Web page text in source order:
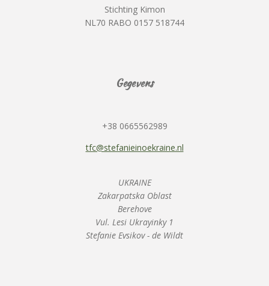
Stichting Kimon
NL70 RABO 0157 518744
Gegevens
+38 0665562989
tfc@stefanieinoekraine.nl
UKRAINE
Zakarpatska Oblast
Berehove
Vul. Lesi Ukrayinky 1
Stefanie Evsikov - de Wildt